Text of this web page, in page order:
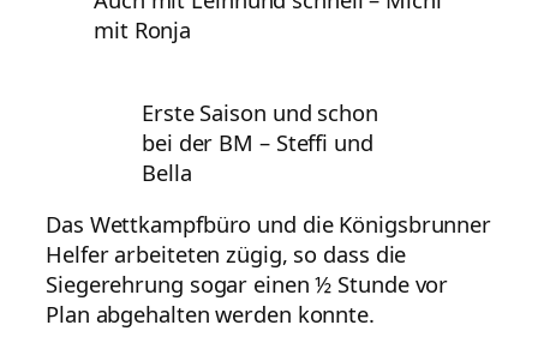
mit Ronja
Erste Saison und schon
bei der BM – Steffi und
Bella
Das Wettkampfbüro und die Königsbrunner
Helfer arbeiteten zügig, so dass die
Siegerehrung sogar einen ½ Stunde vor
Plan abgehalten werden konnte.